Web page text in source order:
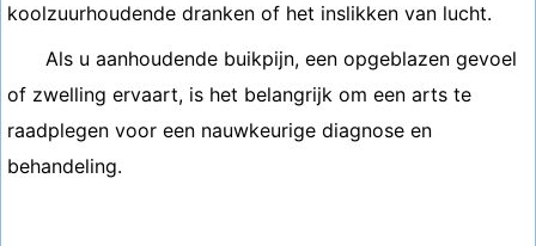
koolzuurhoudende dranken of het inslikken van lucht.
Als u aanhoudende buikpijn, een opgeblazen gevoel
of zwelling ervaart, is het belangrijk om een ​​arts te
raadplegen voor een nauwkeurige diagnose en
behandeling.